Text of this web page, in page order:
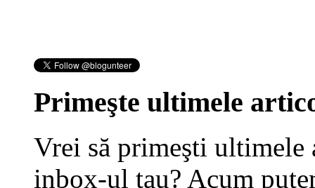
Primeşte ultimele
Vrei să primeşti
inbox-ul tau? Acum